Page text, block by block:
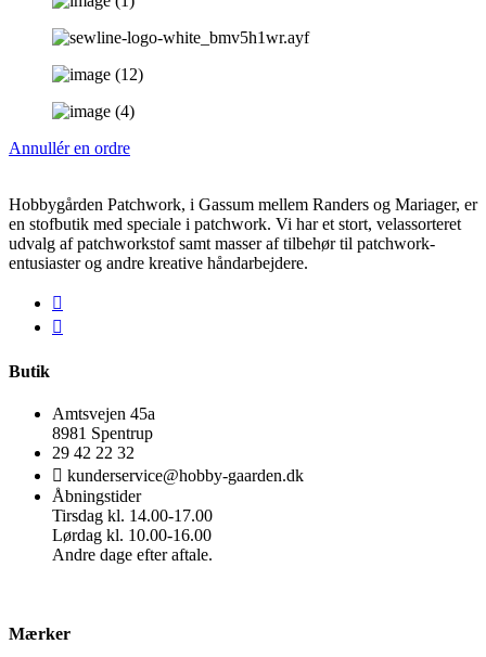
Annullér en ordre
Hobbygården Patchwork, i Gassum mellem Randers og Mariager, er
en stofbutik med speciale i patchwork. Vi har et stort, velassorteret
udvalg af patchworkstof samt masser af tilbehør til patchwork-
entusiaster og andre kreative håndarbejdere.
Butik
Amtsvejen 45a
8981 Spentrup
29 42 22 32
kunderservice@hobby-gaarden.dk
Åbningstider
Tirsdag kl. 14.00-17.00
Lørdag kl. 10.00-16.00
Andre dage efter aftale.
Mærker